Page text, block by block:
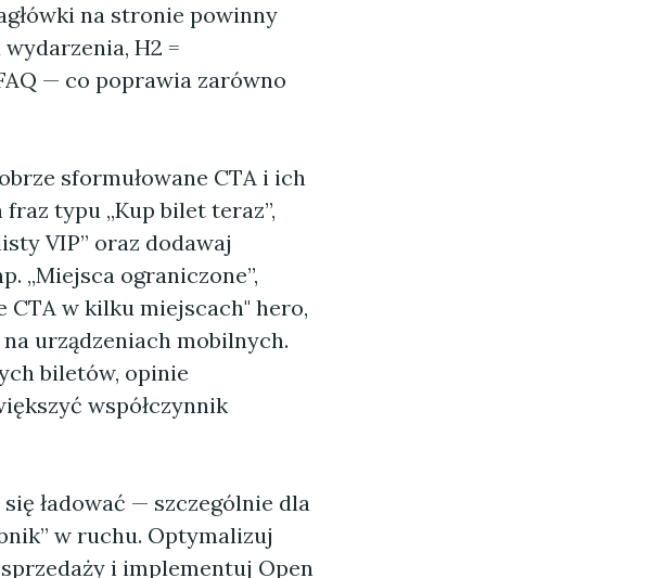
na stronie powinny
H2 =
— co poprawia zarówno
sformułowane CTA i ich
typu „Kup bilet teraz”,
VIP” oraz dodawaj
„Miejsca ograniczone”,
CTA w kilku miejscach" hero,
urządzeniach mobilnych.
biletów, opinie
współczynnik
ładować — szczególnie dla
w ruchu. Optymalizuj
i implementuj Open